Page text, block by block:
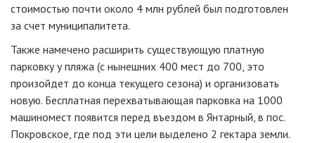
стоимостью почти около 4 млн рублей был подготовлен
за счет муниципалитета.
Также намечено расширить существующую платную
парковку у пляжа (с нынешних 400 мест до 700, это
произойдет до конца текущего сезона) и организовать
новую. Бесплатная перехватывающая парковка на 1000
машиномест появится перед въездом в Янтарный, в пос.
Покровское, где под эти цели выделено 2 гектара земли.